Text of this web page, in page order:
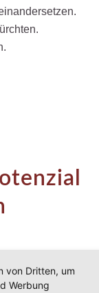
von Dritten, um
Werbung